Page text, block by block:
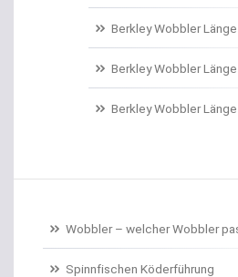
Birnenbleie
Bissanzeiger
Bivytable
Berkley Wobbler
Berkley Wobbler
Berkley Wobbler
Wobbler – welcher Wobbler
Spinnfischen Köderführung